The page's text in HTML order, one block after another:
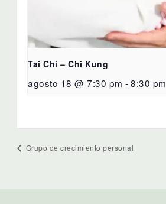
Tai Chi – Chi Kung
agosto 18 @ 7:30 pm -8:30 pm
Grupo de crecimiento personal